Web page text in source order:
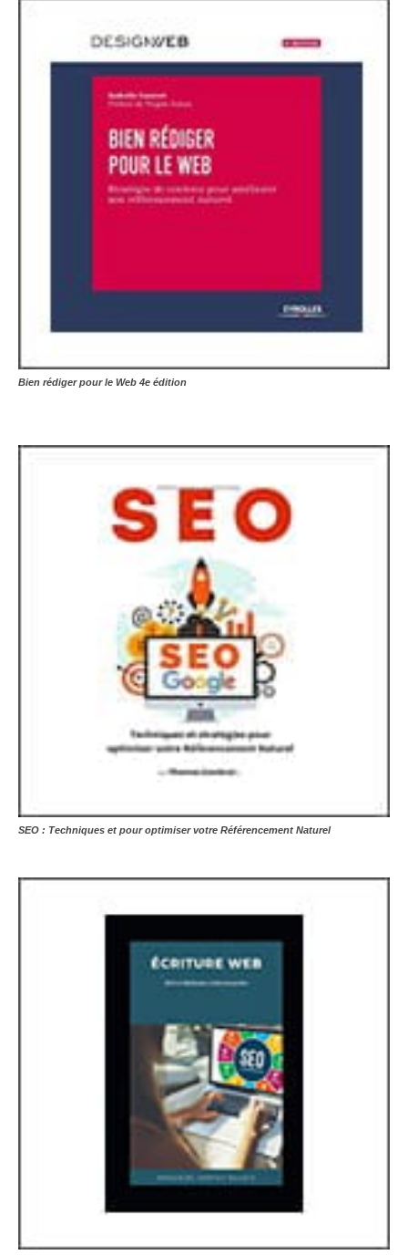
Bien rédiger pour le Web 4e édition
SEO : Techniques et pour optimiser votre Référencement Naturel